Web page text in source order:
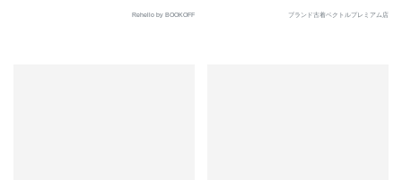
Rehello by BOOKOFF ブランド古着ベクトルプレミアム店